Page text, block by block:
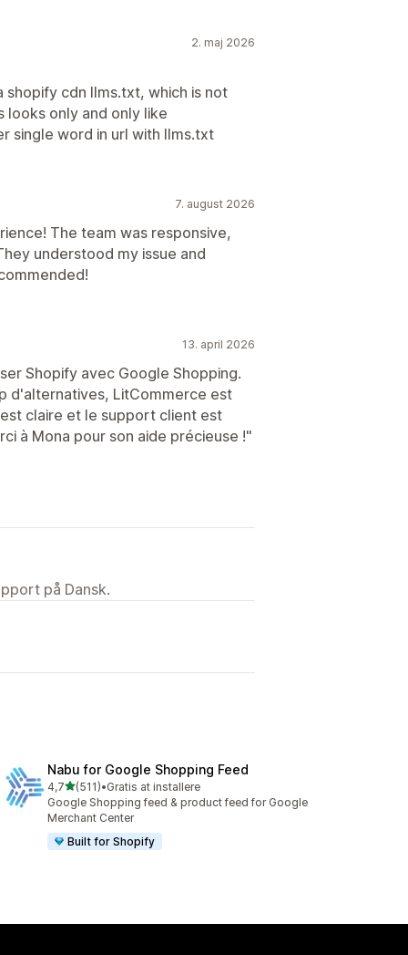
2. maj 2026
cdn llms.txt, which is not
looks only and only like
single word in url with llms.txt
7. august 2026
The team was responsive,
understood my issue and
13. april 2026
Shopify avec Google Shopping.
d'alternatives, LitCommerce est
claire et le support client est
à Mona pour son aide précieuse !"
på Dansk.
Nabu for Google Shopping Feed
4,7ud af 5 stjerner
(511)
511 anmeldelser i alt
•Gratis at installere
Google Shopping feed & product feed for Google
Merchant Center
Built for Shopify